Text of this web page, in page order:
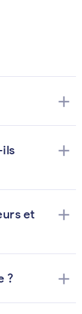
add
add
et
add
? add